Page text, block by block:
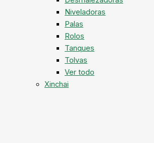
Niveladoras
Palas
Rolos
Tanques
Tolvas
Ver todo
Xinchai